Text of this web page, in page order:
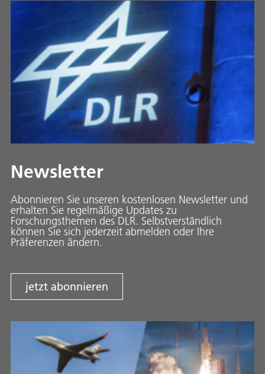
Newsletter
Abonnieren Sie unseren kostenlosen Newsletter und
erhalten Sie regelmäßige Updates zu
Forschungsthemen des DLR. Selbstverständlich
können Sie sich jederzeit abmelden oder Ihre
Präferenzen ändern.
jetzt abonnieren